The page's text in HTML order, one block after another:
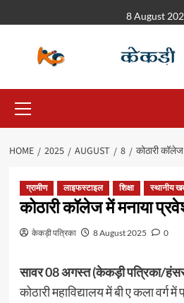
8 August
HOME 2025 AUGUST 8 कोठारी
ग्रामीण लाइफस्टाइल शिक्षा स्थानीय
कोठारी कॉलेज में मनाया
केकड़ी पत्रिका 8 August 2025 0
सावर 08 अगस्त (केकड़ी पत्रिका/
कोठारी महाविद्यालय में बी ए कला वर्ग